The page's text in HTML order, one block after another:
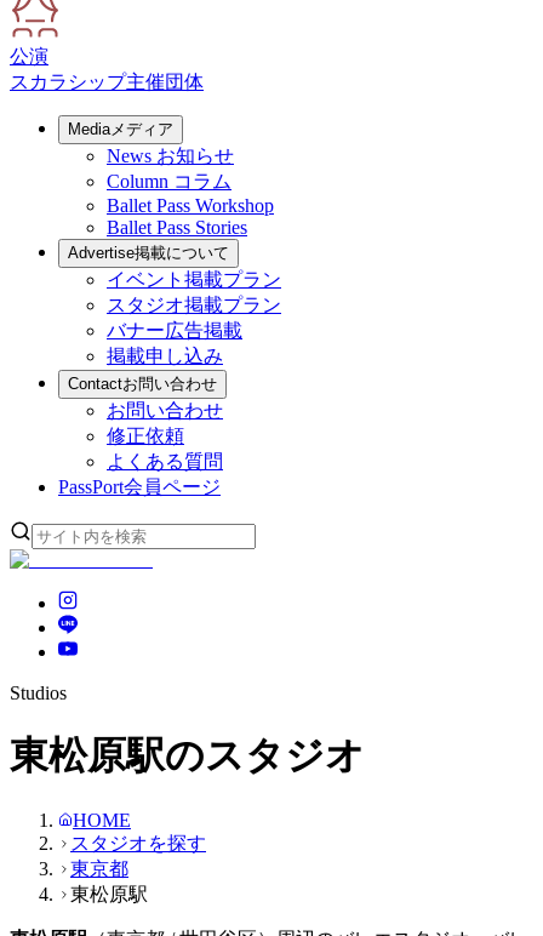
公演
スカラシップ主催団体
Mediaメディア
News お知らせ
Column コラム
Ballet Pass Workshop
Ballet Pass Stories
Advertise掲載について
イベント掲載プラン
スタジオ掲載プラン
バナー広告掲載
掲載申し込み
Contactお問い合わせ
お問い合わせ
修正依頼
よくある質問
PassPort会員ページ
Studios
東松原駅のスタジオ
HOME
スタジオを探す
東京都
東松原駅